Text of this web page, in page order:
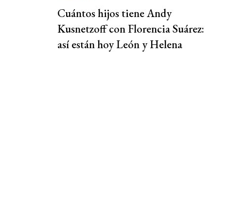
Cuántos hijos tiene Andy
Kusnetzoff con Florencia Suárez:
así están hoy León y Helena